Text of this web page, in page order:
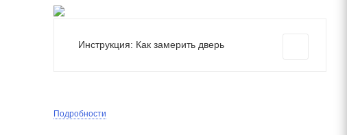
Инструкция: Как замерить дверь
Подробности